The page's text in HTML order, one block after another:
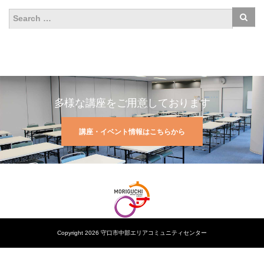
多様な講座をご用意しております
講座・イベント情報はこちらから
Copyright 2026 守口市中部エリアコミュニティセンター